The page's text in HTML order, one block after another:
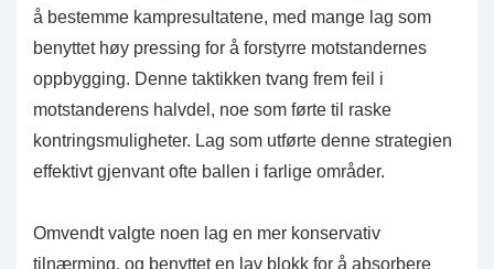
å bestemme kampresultatene, med mange lag som
benyttet høy pressing for å forstyrre motstandernes
oppbygging. Denne taktikken tvang frem feil i
motstanderens halvdel, noe som førte til raske
kontringsmuligheter. Lag som utførte denne strategien
effektivt gjenvant ofte ballen i farlige områder.
Omvendt valgte noen lag en mer konservativ
tilnærming, og benyttet en lav blokk for å absorbere